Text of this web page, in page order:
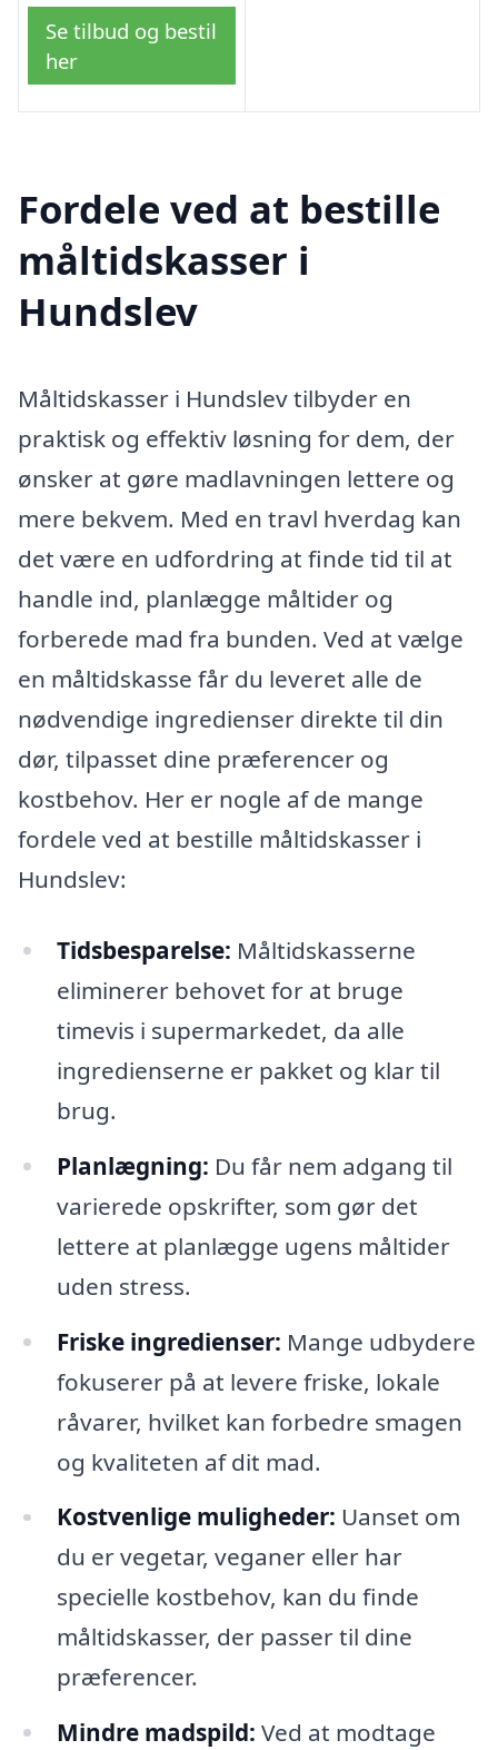
Se tilbud og bestil
her
Fordele ved at bestille
måltidskasser i
Hundslev
Måltidskasser i Hundslev tilbyder en
praktisk og effektiv løsning for dem, der
ønsker at gøre madlavningen lettere og
mere bekvem. Med en travl hverdag kan
det være en udfordring at finde tid til at
handle ind, planlægge måltider og
forberede mad fra bunden. Ved at vælge
en måltidskasse får du leveret alle de
nødvendige ingredienser direkte til din
dør, tilpasset dine præferencer og
kostbehov. Her er nogle af de mange
fordele ved at bestille måltidskasser i
Hundslev:
Tidsbesparelse: Måltidskasserne
eliminerer behovet for at bruge
timevis i supermarkedet, da alle
ingredienserne er pakket og klar til
brug.
Planlægning: Du får nem adgang til
varierede opskrifter, som gør det
lettere at planlægge ugens måltider
uden stress.
Friske ingredienser: Mange udbydere
fokuserer på at levere friske, lokale
råvarer, hvilket kan forbedre smagen
og kvaliteten af dit mad.
Kostvenlige muligheder: Uanset om
du er vegetar, veganer eller har
specielle kostbehov, kan du finde
måltidskasser, der passer til dine
præferencer.
Mindre madspild: Ved at modtage